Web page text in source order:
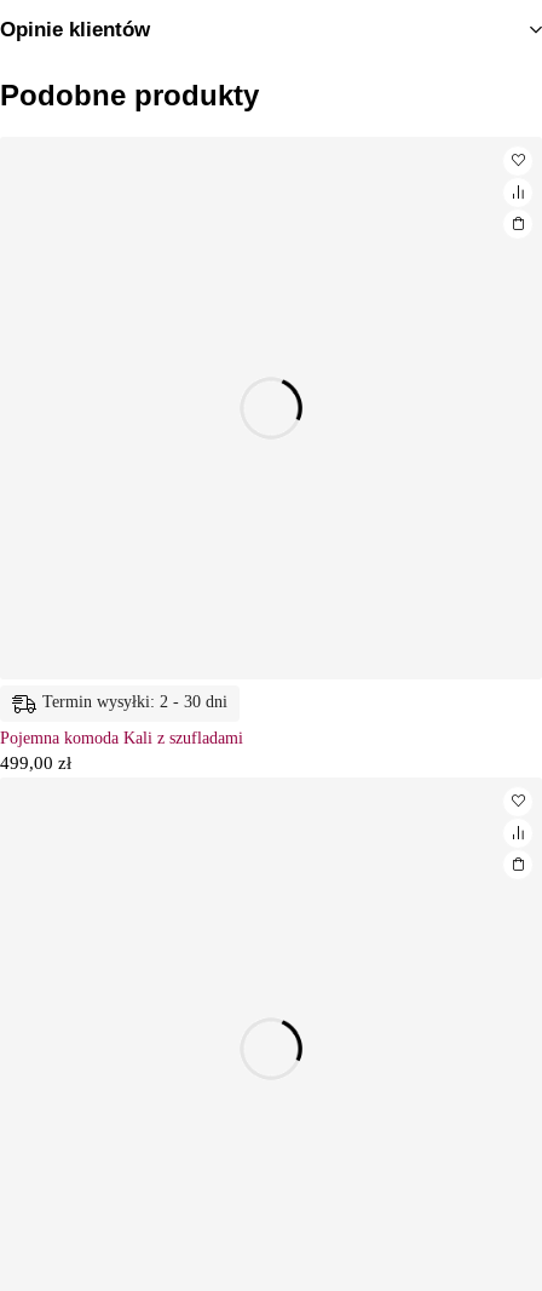
Opinie klientów
Podobne produkty
Termin wysyłki: 2 - 30 dni
Pojemna komoda Kali z szufladami
499,00 zł